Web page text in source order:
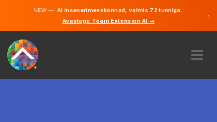
NEW —AI insenerimeeskonnad, valmis 72 tunniga.
Avastage Team Extension AI →
×